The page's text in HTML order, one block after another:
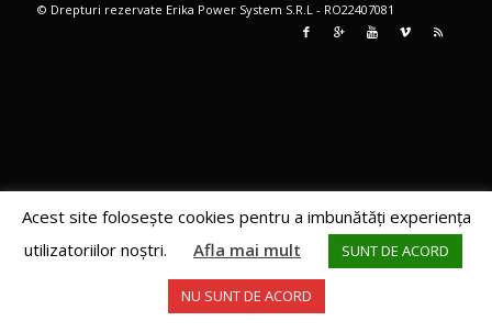
© Drepturi rezervate Erika Power System S.R.L - RO22407081
Acest site foloseşte cookies pentru a imbunătăţi experienţa
utilizatoriilor noştri.
Afla mai mult SUNT DE ACORD
NU SUNT DE ACORD